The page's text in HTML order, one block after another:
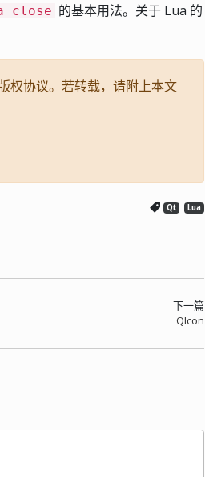
的基本用法。关于 Lua 的
权协议。若转载，请附上本文
Qt Lua
下一篇
QIcon